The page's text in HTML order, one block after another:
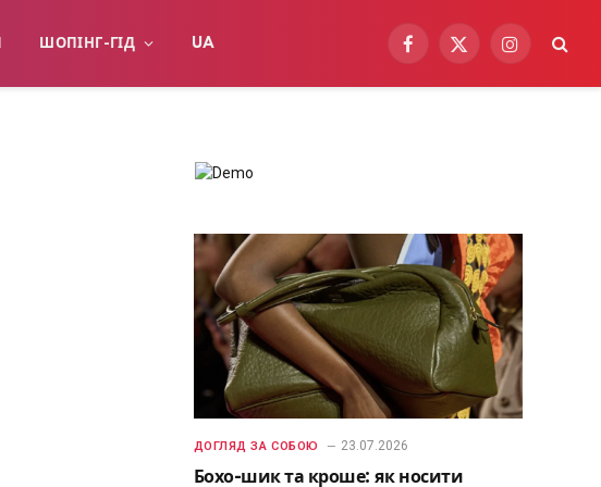
ШОПІНГ-ГІД UA
Facebook
X
Instagram
ДОГЛЯД ЗА СОБОЮ 23.07.2026
Бохо-шик та кроше: як носити